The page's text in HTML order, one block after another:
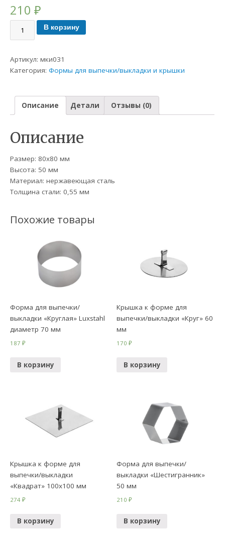
210₽
В корзину
Артикул:мки031
Категория:Формы для выпечки/выкладки и крышки
Описание Детали Отзывы (0)
Описание
Размер: 80х80 мм
Высота: 50 мм
Материал: нержавеющая сталь
Толщина стали: 0,55 мм
Похожие товары
Форма для выпечки/
выкладки «Круглая» Luxstahl
диаметр 70 мм
187₽
В корзину
Крышка к форме для
выпечки/выкладки «Круг» 60
мм
170₽
В корзину
Крышка к форме для
выпечки/выкладки
«Квадрат» 100х100 мм
274₽
В корзину
Форма для выпечки/
выкладки «Шестигранник»
50 мм
210₽
В корзину